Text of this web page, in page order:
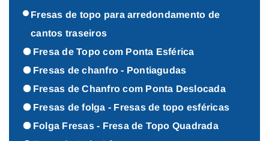
Fresas de topo para arredondamento de
cantos traseiros
Fresa de Topo com Ponta Esférica
Fresas de chanfro - Pontiagudas
Fresas de Chanfro com Ponta Deslocada
Fresas de folga - Fresas de topo esféricas
Folga Fresas - Fresa de Topo Quadrada